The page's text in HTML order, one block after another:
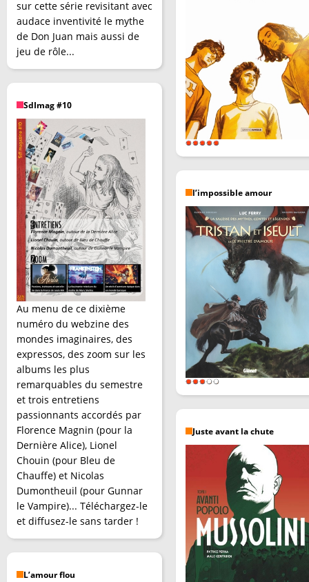
sur cette série revisitant avec
audace inventivité le mythe
de Don Juan mais aussi de
jeu de rôle...
SdImag #10
Au menu de ce dixième
numéro du webzine des
mondes imaginaires, des
expressos, des zoom sur les
albums les plus
remarquables du semestre
et trois entretiens
passionnants accordés par
Florence Magnin (pour la
Dernière Alice), Lionel
Chouin (pour Bleu de
Chauffe) et Nicolas
Dumontheuil (pour Gunnar
le Vampire)... Téléchargez-le
et diffusez-le sans tarder !
L’amour flou
l’impossible amour
Juste avant la chute